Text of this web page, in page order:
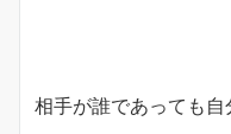
相手が誰であっても